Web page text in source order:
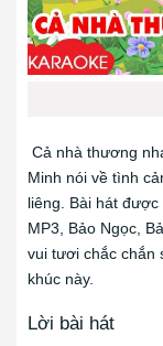
Cả nhà thương
Minh nói về tình
liêng. Bài hát
MP3, Bảo Ngọc,
vui tươi chắc chắn
khúc này.
Lời bài hát